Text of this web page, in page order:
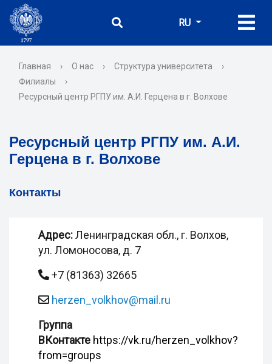
RU
Главная › О нас › Структура университета
›
Филиалы
›
Ресурсный центр РГПУ им. А.И. Герцена в г. Волхове
Ресурсный центр РГПУ им. А.И.
Герцена в г. Волхове
Контакты
Адрес:Ленинградская обл., г. Волхов,
ул. Ломоносова, д. 7
+7 (81363) 32665
herzen_volkhov@mail.ru
Группа
ВКонтакте https://vk.ru/herzen_volkhov?
from=groups